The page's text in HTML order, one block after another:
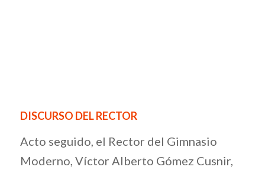
DISCURSO DEL RECTOR
Acto seguido, el Rector del Gimnasio
Moderno, Víctor Alberto Gómez Cusnir,